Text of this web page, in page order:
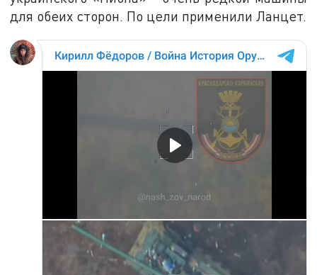
для обеих сторон. По цели применили Ланцет.